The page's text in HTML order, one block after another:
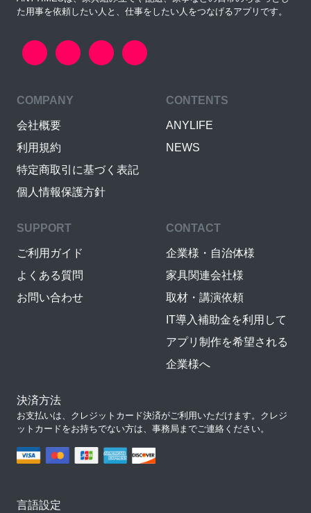
た用事を依頼したい人と、仕事をしたい人をつなげるアプリです。
COMPANY
会社概要
利用規約
特定商取引に基づく表記
個人情報保護方針
CONTENTS
ANYLIFE
NEWS
SUPPORT
ご利用ガイド
よくある質問
お問い合わせ
CONTACT
企業様・自治体様
家具関連会社様
取材・講演依頼
IT導入補助金を利用して
アプリ制作を希望される
企業様へ
決済方法
お支払いは、クレジットカード決済がご利用いただけます。クレジ
ットカードをお持ちでない方は、事務局までご連絡ください。
言語設定